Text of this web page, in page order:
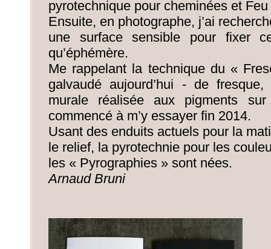
pyrotechnique pour cheminées et
Ensuite, en photographe, j’ai
une surface sensible pour fixer
qu’éphémère.
Me rappelant la technique du «
galvaudé aujourd’hui - de
murale réalisée aux pigments
commencé à m’y essayer fin 2014.
Usant des enduits actuels pour la
le relief, la pyrotechnie pour les
les « Pyrographies » sont nées.
Arnaud Bruni